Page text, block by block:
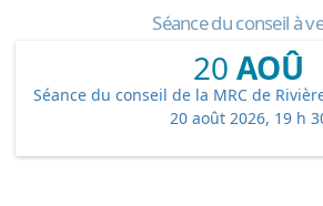
Séance du conseil à
20 AOÛ
Séance du conseil de la MRC de
20 août 2026, 19 h